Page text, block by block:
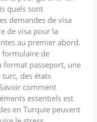
quels sont
demandes de visa
de visa pour la
au premier abord.
formulaire de
format passeport, une
des états
comment
essentiels est
en Turquie peuvent